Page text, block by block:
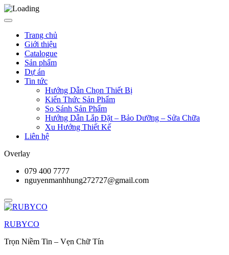
Trang chủ
Giới thiệu
Catalogue
Sản phẩm
Dự án
Tin tức
Hướng Dẫn Chọn Thiết Bị
Kiến Thức Sản Phẩm
So Sánh Sản Phẩm
Hướng Dẫn Lắp Đặt – Bảo Dưỡng – Sửa Chữa
Xu Hướng Thiết Kế
Liên hệ
Overlay
079 400 7777
nguyenmanhhung272727@gmail.com
RUBYCO
Trọn Niềm Tin – Vẹn Chữ Tín